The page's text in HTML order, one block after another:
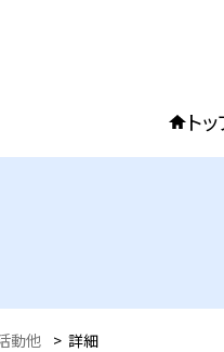
ト
動他 > 詳細